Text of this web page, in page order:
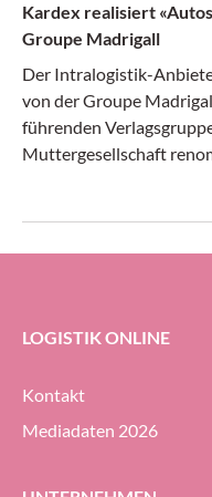
Kardex realisiert
Groupe Madrigall
Der Intralogistik-
von der Groupe
führenden
Muttergesellschaft
das neue
LOGISTIK ONLINE
Kontakt
Mediadaten 2026